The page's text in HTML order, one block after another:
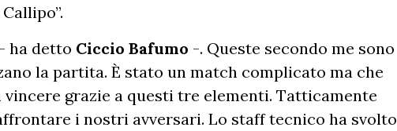
ha detto Ciccio Bafumo -. Queste secondo me sono
la partita. È stato un match complicato ma che
grazie a questi tre elementi. Tatticamente
i nostri avversari. Lo staff tecnico ha svolto